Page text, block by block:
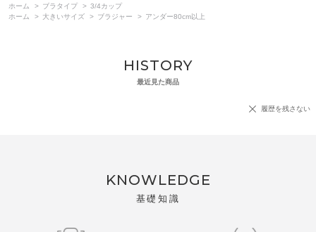
ホーム
> ブラタイプ > 3/4カップ
ホーム
> 大きいサイズ > ブラジャー > アンダー80cm以上
HISTORY
最近見た商品
履歴を残さない
KNOWLEDGE
基礎知識